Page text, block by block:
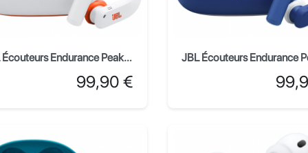
JBL Écouteurs Endurance Peak 4 - Blanc
Prix
99,90 €
Prix